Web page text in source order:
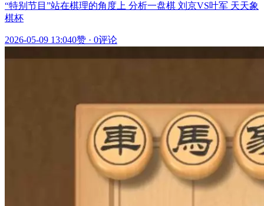
“特别节目”站在棋理的角度上 分析一盘棋 刘京VS叶军 天天象
棋杯
2026-05-09 13:040赞 · 0评论